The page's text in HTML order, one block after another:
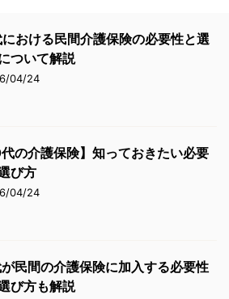
おける民間介護保険の必要性と選
ついて解説
04/24
代の介護保険】知っておきたい必要
び方
04/24
民間の介護保険に加入する必要性
び方も解説